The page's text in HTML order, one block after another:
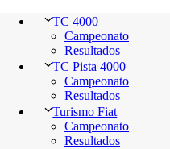
TC 4000
Campeonato
Resultados
TC Pista 4000
Campeonato
Resultados
Turismo Fiat
Campeonato
Resultados